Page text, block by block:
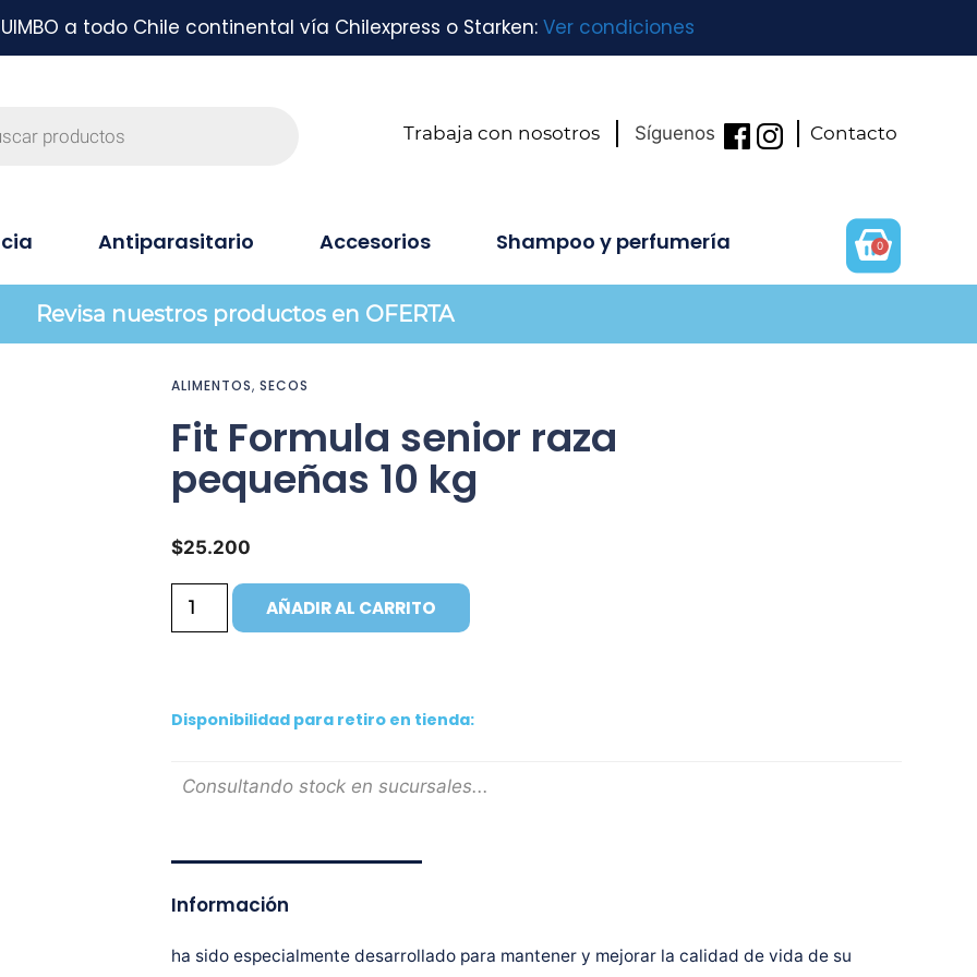
a todo Chile continental vía Chilexpress o Starken: Ver condiciones
Trabaja con nosotros Síguenos Contacto
Antiparasitario Accesorios Shampoo y perfumería 0
Revisa nuestros productos en OFERTA
ALIMENTOS, SECOS
Fit Formula senior raza
pequeñas 10 kg
$25.200
AÑADIR AL CARRITO
Disponibilidad para retiro en tienda:
Consultando stock en sucursales...
Información
ha sido especialmente desarrollado para mantener y mejorar la calidad de vida de su